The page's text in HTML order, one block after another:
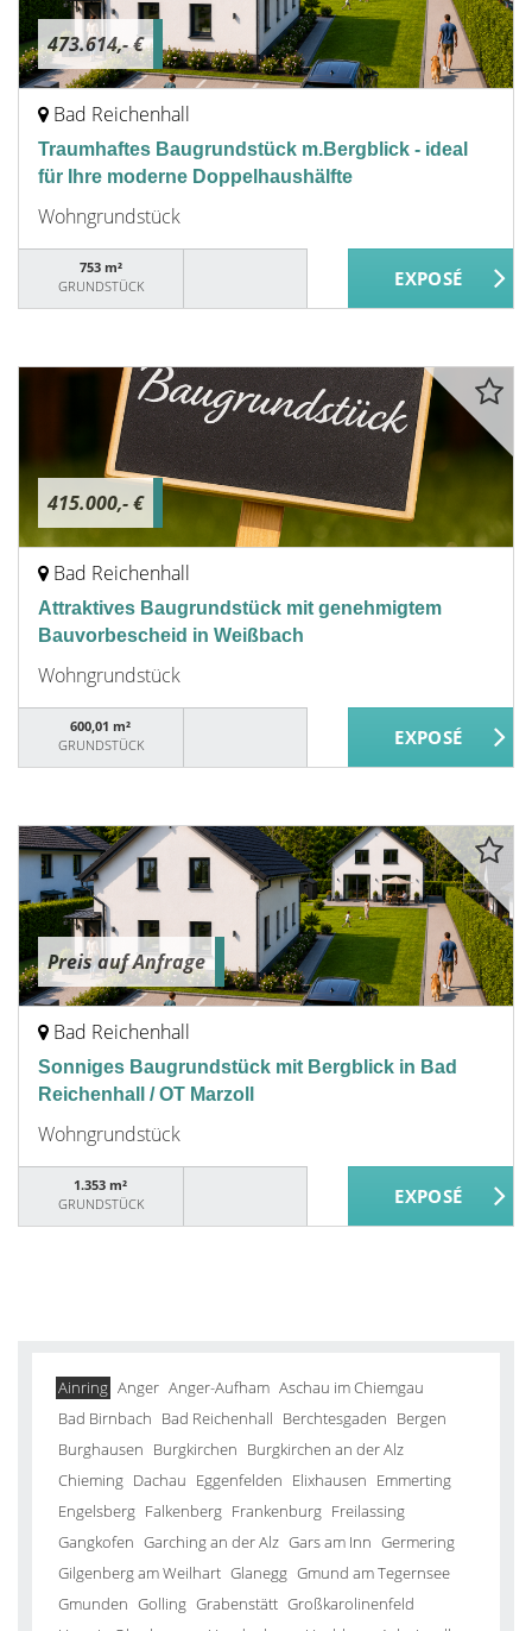
473.614,- €
Bad Reichenhall
Traumhaftes Baugrundstück m.Bergblick - ideal
für Ihre moderne Doppelhaushälfte
Wohngrundstück
753 m²
GRUNDSTÜCK
415.000,- €
Bad Reichenhall
Attraktives Baugrundstück mit genehmigtem
Bauvorbescheid in Weißbach
Wohngrundstück
600,01 m²
GRUNDSTÜCK
Preis auf Anfrage
Bad Reichenhall
Sonniges Baugrundstück mit Bergblick in Bad
Reichenhall / OT Marzoll
Wohngrundstück
1.353 m²
GRUNDSTÜCK
Ainring Anger Anger-Aufham Aschau im Chiemgau
Bad Birnbach Bad Reichenhall Berchtesgaden Bergen
Burghausen Burgkirchen Burgkirchen an der Alz
Chieming Dachau Eggenfelden Elixhausen Emmerting
Engelsberg Falkenberg Frankenburg Freilassing
Gangkofen Garching an der Alz Gars am Inn Germering
Gilgenberg am Weilhart Glanegg Gmund am Tegernsee
Gmunden Golling Grabenstätt Großkarolinenfeld